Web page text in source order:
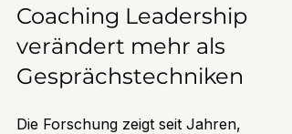
Coaching Leadership
verändert mehr als
Gesprächstechniken
Die Forschung zeigt seit Jahren,